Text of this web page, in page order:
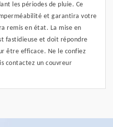
les périodes de pluie. Ce
et garantira votre
remis en état. La mise en
fastidieuse et doit répondre
être efficace. Ne le confiez
contactez un couvreur